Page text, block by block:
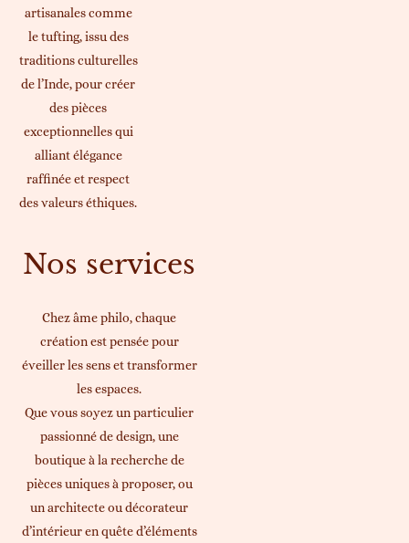
artisanales comme
le tufting, issu des
traditions culturelles
de l’Inde, pour créer
des pièces
exceptionnelles qui
alliant élégance
raffinée et respect
des valeurs éthiques.
Nos services
Chez âme philo, chaque
création est pensée pour
éveiller les sens et transformer
les espaces.
Que vous soyez un particulier
passionné de design, une
boutique à la recherche de
pièces uniques à proposer, ou
un architecte ou décorateur
d’intérieur en quête d’éléments